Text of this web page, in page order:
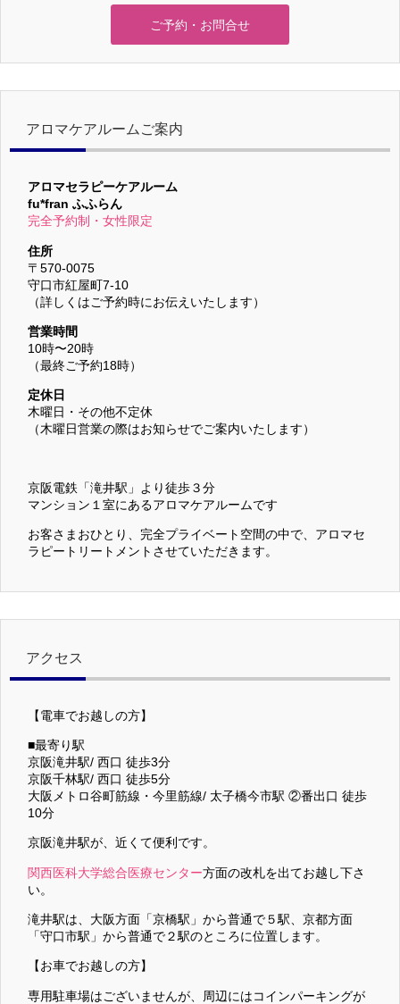
ご予約・お問合せ
アロマケアルームご案内
アロマセラピーケアルーム
fu*fran ふふらん
完全予約制・女性限定
住所
〒570-0075
守口市紅屋町7-10
（詳しくはご予約時にお伝えいたします）
営業時間
10時〜20時
（最終ご予約18時）
定休日
木曜日・その他不定休
（木曜日営業の際はお知らせでご案内いたします）
京阪電鉄「滝井駅」より徒歩３分
マンション１室にあるアロマケアルームです
お客さまおひとり、完全プライベート空間の中で、アロマセ
ラピートリートメントさせていただきます。
アクセス
【電車でお越しの方】
■最寄り駅
京阪滝井駅/ 西口 徒歩3分
京阪千林駅/ 西口 徒歩5分
大阪メトロ谷町筋線・今里筋線/ 太子橋今市駅 ②番出口 徒歩
10分
京阪滝井駅が、近くて便利です。
関西医科大学総合医療センター方面の改札を出てお越し下さ
い。
滝井駅は、大阪方面「京橋駅」から普通で５駅、京都方面
「守口市駅」から普通で２駅のところに位置します。
【お車でお越しの方】
専用駐車場はございませんが、周辺にはコインパーキングが